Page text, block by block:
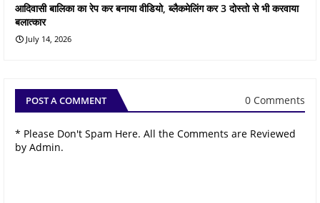
आदिवासी बालिका का रेप कर बनाया वीडियो, ब्लैकमेलिंग कर 3 दोस्तो से भी करवाया
बलात्कार
July 14, 2026
POST A COMMENT 0 Comments
* Please Don't Spam Here. All the Comments are Reviewed
by Admin.